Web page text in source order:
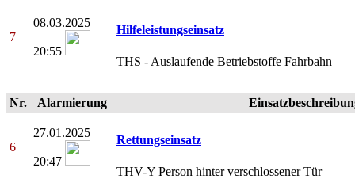
7
08.03.2025
20:55
Hilfeleistungseinsatz
THS - Auslaufende Betriebstoffe Fahrbahn
Nr. Alarmierung
6
27.01.2025
20:47
Rettungseinsatz
THV-Y Person hinter verschlossener Tür